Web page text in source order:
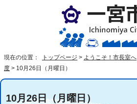
現在の位置： トップページ > ようこそ！市長室へ
度 > 10月26日（月曜日）
10月26日（月曜日）